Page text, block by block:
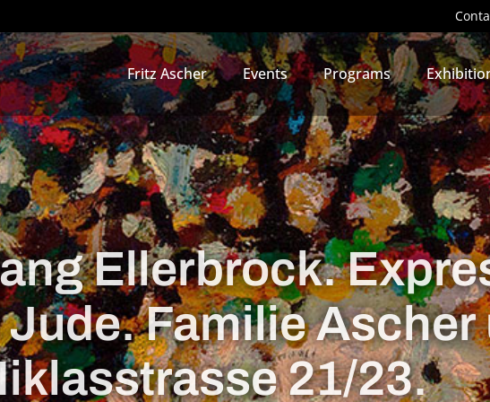
Fritz Ascher Events Programs
Ellerbrock.
Familie Ascher
21/23.